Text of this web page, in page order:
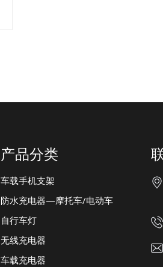
产品分类
车载手机支架
防水充电器—摩托车/电动车
自行车灯
无线充电器
车载充电器